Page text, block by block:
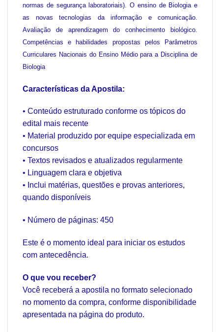
normas de segurança laboratoriais). O ensino de Biologia e
as novas tecnologias da informação e comunicação.
Avaliação de aprendizagem do conhecimento biológico.
Competências e habilidades propostas pelos Parâmetros
Curriculares Nacionais do Ensino Médio para a Disciplina de
Biologia
Características da Apostila:
• Conteúdo estruturado conforme os tópicos do
edital mais recente
• Material produzido por equipe especializada em
concursos
• Textos revisados e atualizados regularmente
• Linguagem clara e objetiva
• Inclui matérias, questões e provas anteriores,
quando disponíveis
• Número de páginas: 450
Este é o momento ideal para iniciar os estudos
com antecedência.
O que vou receber?
Você receberá a apostila no formato selecionado
no momento da compra, conforme disponibilidade
apresentada na página do produto.